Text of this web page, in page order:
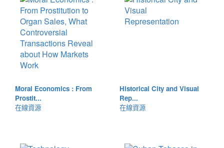
Moral Economics : From
Prostit...
在線資源
Historical City and Visual
Rep...
在線資源